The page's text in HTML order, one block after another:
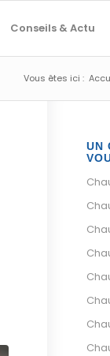
Conseils & Actu
Vous êtes ici :
UN